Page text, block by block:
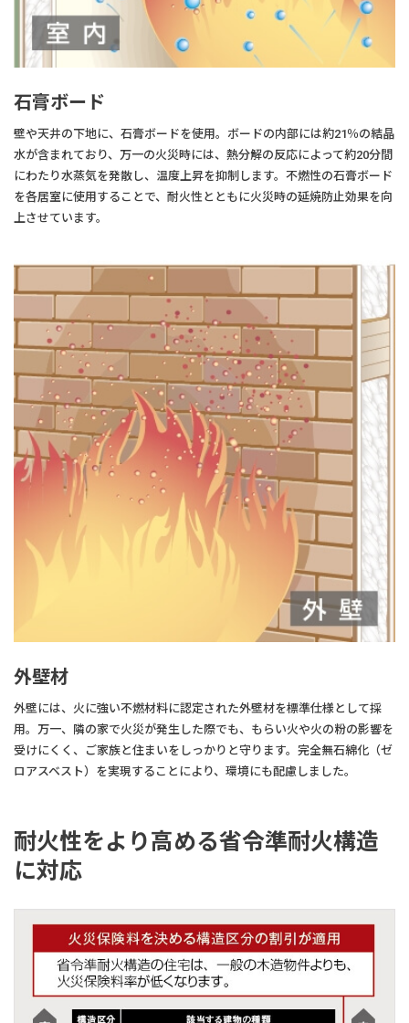
石膏ボード
壁や天井の下地に、石膏ボードを使用。ボードの内部には約21％の結晶
水が含まれており、万一の火災時には、熱分解の反応によって約20分間
にわたり水蒸気を発散し、温度上昇を抑制します。不燃性の石膏ボード
を各居室に使用することで、耐火性とともに火災時の延焼防止効果を向
上させています。
外壁材
外壁には、火に強い不燃材料に認定された外壁材を標準仕様として採
用。万一、隣の家で火災が発生した際でも、もらい火や火の粉の影響を
受けにくく、ご家族と住まいをしっかりと守ります。完全無石綿化（ゼ
ロアスベスト）を実現することにより、環境にも配慮しました。
耐火性をより高める省令準耐火構造
に対応